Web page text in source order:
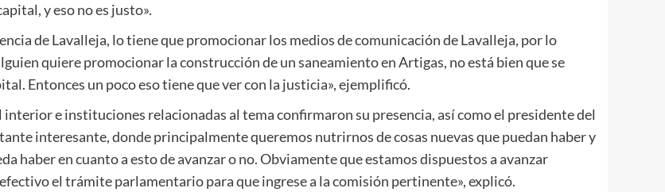
y eso no es justo».
de Lavalleja, lo tiene que promocionar los medios de comunicación de Lavalleja, por lo
quiere promocionar la construcción de un saneamiento en Artigas, no está bien que se
Entonces un poco eso tiene que ver con la justicia», ejemplificó.
e instituciones relacionadas al tema confirmaron su presencia, así como el presidente del
interesante, donde principalmente queremos nutrirnos de cosas nuevas que puedan haber y
haber en cuanto a esto de avanzar o no. Obviamente que estamos dispuestos a avanzar
el trámite parlamentario para que ingrese a la comisión pertinente», explicó.